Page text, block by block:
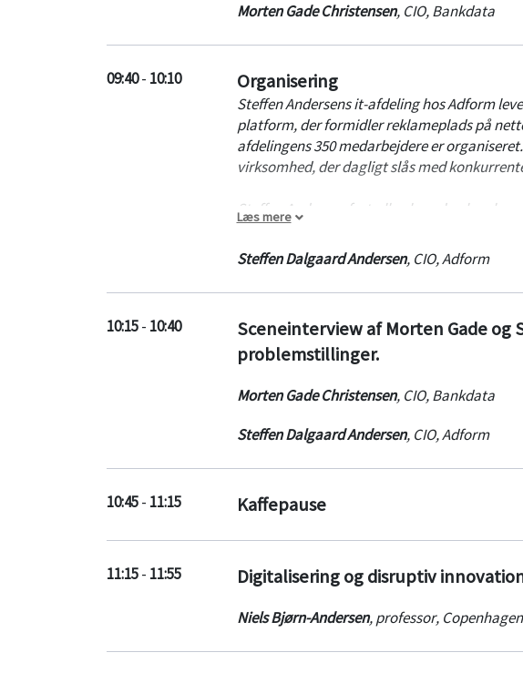
Morten Gade Christensen, CIO,Bankdata
09:40- 10:10 Organisering
Steffen Andersens it-afdeling hos Adform
platform, der formidler reklameplads på
afdelingens 350 medarbejdere er
virksomhed, der dagligt slås med
Steffen Andersen fortæller, hvordan han har
tidszoner.
Læs mere
Steffen Dalgaard Andersen, CIO,Adform
10:15- 10:40
Sceneinterview af Morten Gade og
problemstillinger.
Morten Gade Christensen, CIO,Bankdata
Steffen Dalgaard Andersen, CIO,Adform
10:45- 11:15 Kaffepause
11:15- 11:55 Digitalisering og disruptiv
Niels Bjørn-Andersen,professor,